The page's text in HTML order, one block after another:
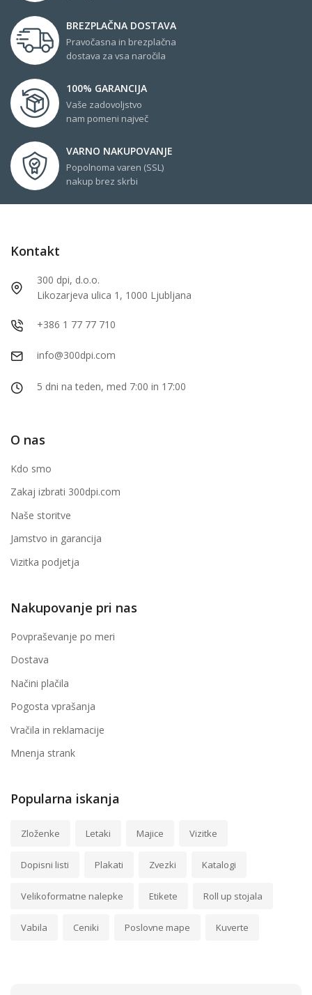
BREZPLAČNA DOSTAVA
Pravočasna in brezplačna
dostava za vsa naročila
100% GARANCIJA
Vaše zadovoljstvo
nam pomeni največ
VARNO NAKUPOVANJE
Popolnoma varen (SSL)
nakup brez skrbi
Kontakt
300 dpi, d.o.o.
Likozarjeva ulica 1, 1000 Ljubljana
+386 1 77 77 710
info@300dpi.com
5 dni na teden, med 7:00 in 17:00
O nas
Kdo smo
Zakaj izbrati 300dpi.com
Naše storitve
Jamstvo in garancija
Vizitka podjetja
Nakupovanje pri nas
Povpraševanje po meri
Dostava
Načini plačila
Pogosta vprašanja
Vračila in reklamacije
Mnenja strank
Popularna iskanja
Zloženke Letaki Majice Vizitke
Dopisni listi Plakati Zvezki Katalogi
Velikoformatne nalepke Etikete Roll up stojala
Vabila Ceniki Poslovne mape Kuverte